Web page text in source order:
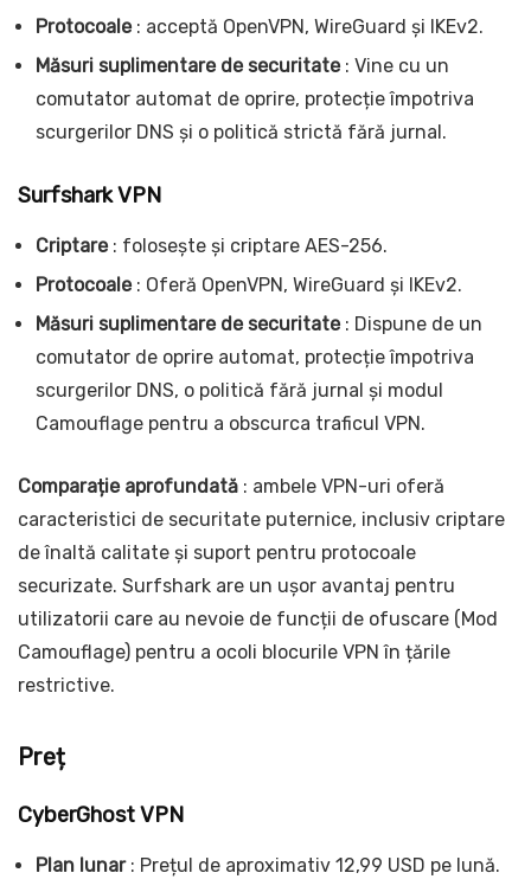
Protocoale: acceptă OpenVPN, WireGuard și IKEv2.
Măsuri suplimentare de securitate: Vine cu un
comutator automat de oprire, protecție împotriva
scurgerilor DNS și o politică strictă fără jurnal.
Surfshark VPN
Criptare: folosește și criptare AES-256.
Protocoale: Oferă OpenVPN, WireGuard și IKEv2.
Măsuri suplimentare de securitate: Dispune de un
comutator de oprire automat, protecție împotriva
scurgerilor DNS, o politică fără jurnal și modul
Camouflage pentru a obscurca traficul VPN.
Comparație aprofundată : ambele VPN-uri oferă
caracteristici de securitate puternice, inclusiv criptare
de înaltă calitate și suport pentru protocoale
securizate. Surfshark are un ușor avantaj pentru
utilizatorii care au nevoie de funcții de ofuscare (Mod
Camouflage) pentru a ocoli blocurile VPN în țările
restrictive.
Preț
CyberGhost VPN
Plan lunar: Prețul de aproximativ 12,99 USD pe lună.